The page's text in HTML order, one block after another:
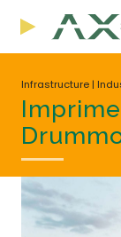
Infrastructure |